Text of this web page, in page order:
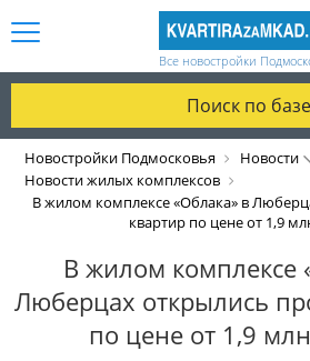
Все новостройки
Поиск по базе
Новостройки Подмосковья
Новости
Новости жилых комплексов
В жилом комплексе «Облака» в
квартир по цене от 1,9
В жилом комплексе
Люберцах открылись
по цене от 1,9